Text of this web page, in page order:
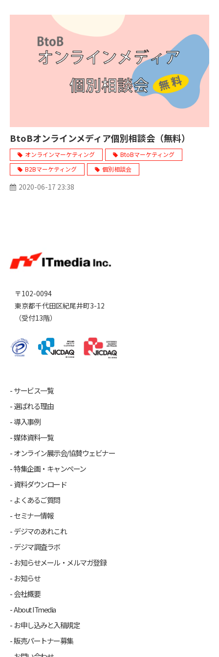
BtoBオンラインメディア個別相談会（無料）
オンラインマーケティング
BtoBマーケティング
B2Bマーケティング
個別相談会
2020-06-17 23:38
〒102-0094
東京都千代田区紀尾井町3-12
（受付13階）
サービス一覧
選ばれる理由
導入事例
媒体資料一覧
オンライン展示会/協賛ウェビナー
特集企画・キャンペーン
資料ダウンロード
よくあるご質問
セミナー情報
デジマのあれこれ
デジマ調査ラボ
お知らせメール・メルマガ登録
お知らせ
会社概要
About ITmedia
お申し込みと入稿規定
販売パートナー募集